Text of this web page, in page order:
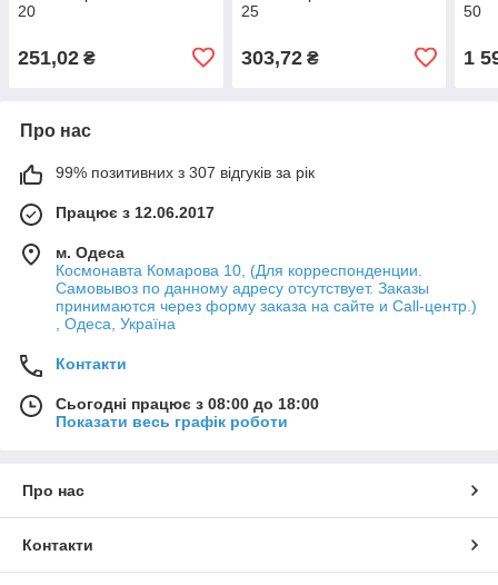
20
251,02 ₴
25
303,72₴
50
1
Про нас
99% позитивних з 307 відгуків за рік
Працює з 12.06.2017
м. Одеса
Космонавта Комарова 10, (Для корреспонденции.
Самовывоз по данному адресу отсутствует. Заказы
принимаются через форму заказа на сайте и Call-центр.)
, Одеса, Україна
Контакти
Сьогодні працює з 08:00 до 18:00
Показати весь графік роботи
Про нас
Контакти